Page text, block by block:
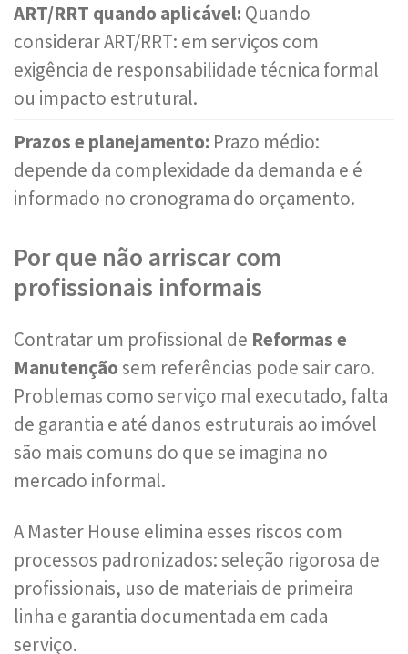
ART/RRT quando aplicável: Quando
considerar ART/RRT: em serviços com
exigência de responsabilidade técnica formal
ou impacto estrutural.
Prazos e planejamento: Prazo médio:
depende da complexidade da demanda e é
informado no cronograma do orçamento.
Por que não arriscar com
profissionais informais
Contratar um profissional de Reformas e
Manutençãosem referências pode sair caro.
Problemas como serviço mal executado, falta
de garantia e até danos estruturais ao imóvel
são mais comuns do que se imagina no
mercado informal.
A Master House elimina esses riscos com
processos padronizados: seleção rigorosa de
profissionais, uso de materiais de primeira
linha e garantia documentada em cada
serviço.